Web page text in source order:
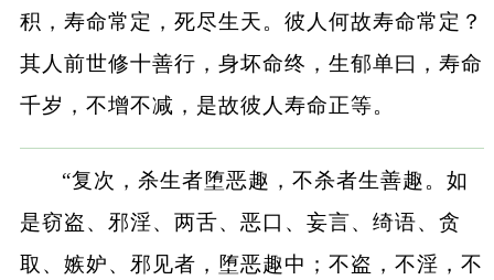
积，寿命常定，死尽生天。彼人何故寿命常定？
其人前世修十善行，身坏命终，生郁单曰，寿命
千岁，不增不减，是故彼人寿命正等。
“复次，杀生者堕恶趣，不杀者生善趣。如
是窃盗、邪淫、两舌、恶口、妄言、绮语、贪
取、嫉妒、邪见者，堕恶趣中；不盗，不淫，不